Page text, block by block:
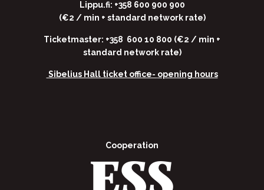
Lippu.fi: +358 600 900 900
(€2 / min + standard network rate)
Ticketmaster: +358 600 10 800 (€2 / min +
standard network rate)
Sibelius Hall ticket office- opening hours
Cooperation